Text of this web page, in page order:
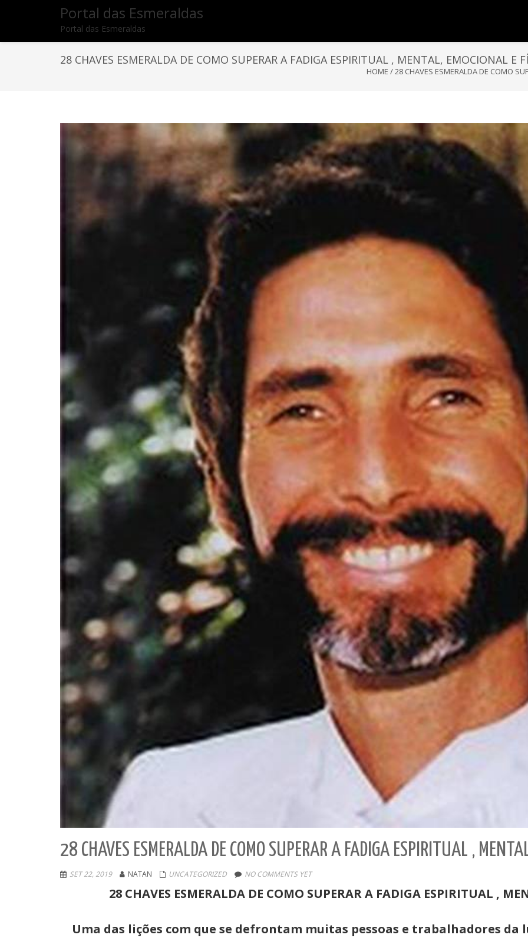
Portal das Esmeraldas
Portal das Esmeraldas
28 CHAVES ESMERALDA DE COMO SUPERAR A FADIGA ESPIRITUAL , MENTAL, EMOCIONAL E
HOME /28 CHAVES ESMERALDA DE COMO
28 CHAVES ESMERALDA DE COMO SUPERAR A FADIGA ESPIRITUAL ,
SET 22, 2019 NATAN UNCATEGORIZED NO COMMENTS YET
28 CHAVES ESMERALDA DE COMO SUPERAR A FADIGA ESPIRITUAL ,
Uma das lições com que se defrontam muitas pessoas e trabalhadores